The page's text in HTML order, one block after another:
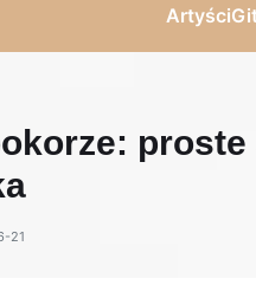
Artyści
21